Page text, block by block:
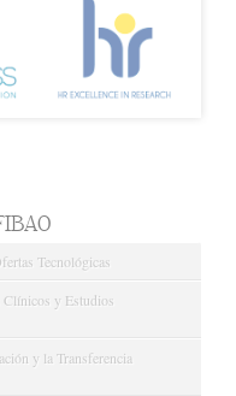
Tecnológicas
Clínicos y Estudios
y la Transferencia